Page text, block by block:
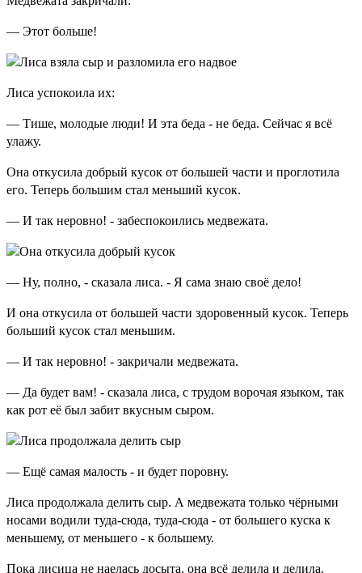
— Этот больше!
Лиса успокоила их:
— Тише, молодые люди! И эта беда - не беда. Сейчас я всё
улажу.
Она откусила добрый кусок от большей части и проглотила
его. Теперь большим стал меньший кусок.
— И так неровно! - забеспокоились медвежата.
— Ну, полно, - сказала лиса. - Я сама знаю своё дело!
И она откусила от большей части здоровенный кусок. Теперь
больший кусок стал меньшим.
— И так неровно! - закричали медвежата.
— Да будет вам! - сказала лиса, с трудом ворочая языком, так
как рот её был забит вкусным сыром.
— Ещё самая малость - и будет поровну.
Лиса продолжала делить сыр. А медвежата только чёрными
носами водили туда-сюда, туда-сюда - от большего куска к
меньшему, от меньшего - к большему.
Пока лисица не наелась досыта, она всё делила и делила.